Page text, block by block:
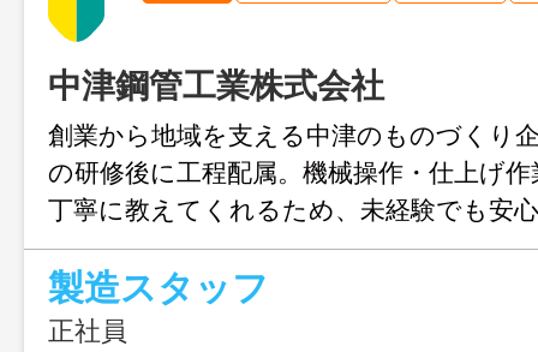
中津鋼管工業株式会社
創業から地域を支える中津のものづくり
の研修後に工程配属。機械操作・仕上げ
丁寧に教えてくれるため、未経験でも安
できます。
製造スタッフ
正社員